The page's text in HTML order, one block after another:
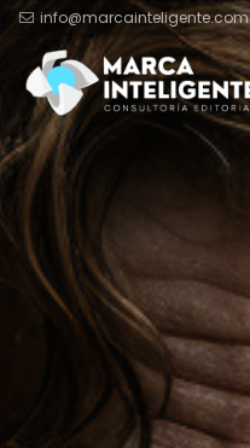
info@marcainteligente.com